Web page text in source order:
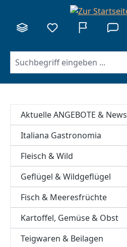
Aktuelle ANGEBOTE & News
Italiana Gastronomia
Fleisch & Wild
Geflügel & Wildgeflügel
Fisch & Meeresfrüchte
Kartoffel, Gemüse & Obst
Teigwaren & Beilagen